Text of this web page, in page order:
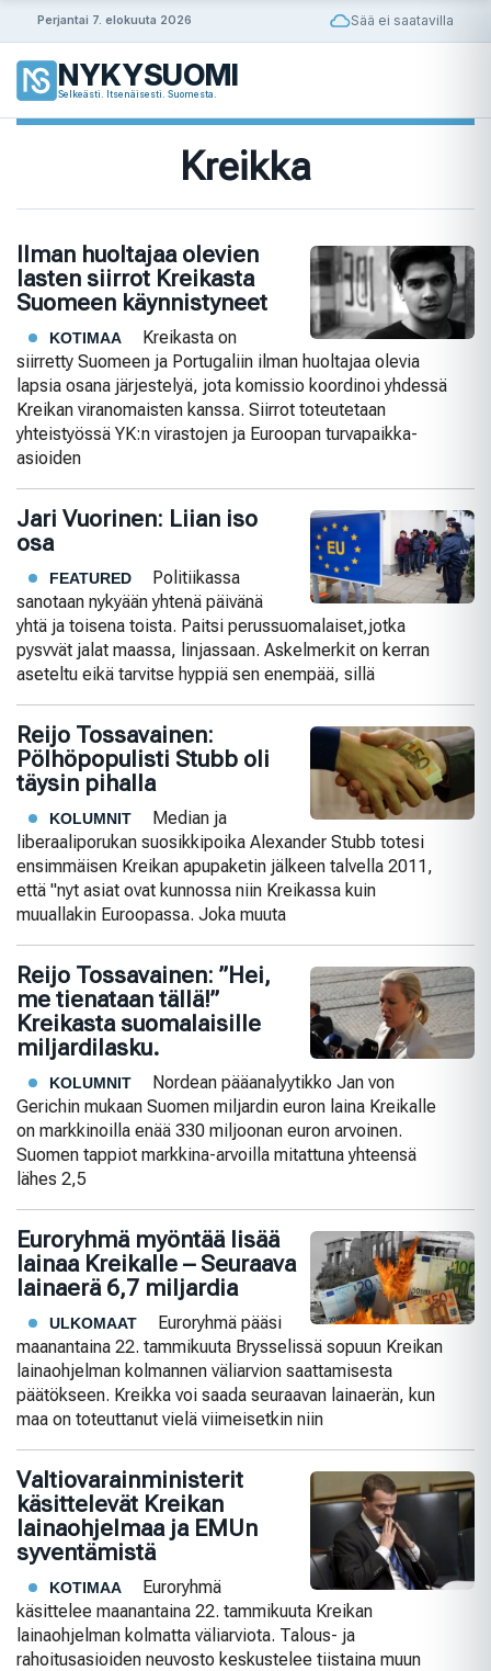
Perjantai 7. elokuuta 2026 Sää ei saatavilla
NYKYSUOMI
Selkeästi. Itsenäisesti. Suomesta.
Kreikka
Ilman huoltajaa olevien
lasten siirrot Kreikasta
Suomeen käynnistyneet
KOTIMAA
Kreikasta on
siirretty Suomeen ja Portugaliin ilman huoltajaa olevia
lapsia osana järjestelyä, jota komissio koordinoi yhdessä
Kreikan viranomaisten kanssa. Siirrot toteutetaan
yhteistyössä YK:n virastojen ja Euroopan turvapaikka-
asioiden
Jari Vuorinen: Liian iso
osa
FEATURED
Politiikassa
sanotaan nykyään yhtenä päivänä
yhtä ja toisena toista. Paitsi perussuomalaiset,jotka
pysvvät jalat maassa, linjassaan. Askelmerkit on kerran
aseteltu eikä tarvitse hyppiä sen enempää, sillä
Reijo Tossavainen:
Pölhöpopulisti Stubb oli
täysin pihalla
KOLUMNIT
Median ja
liberaaliporukan suosikkipoika Alexander Stubb totesi
ensimmäisen Kreikan apupaketin jälkeen talvella 2011,
että "nyt asiat ovat kunnossa niin Kreikassa kuin
muuallakin Euroopassa. Joka muuta
Reijo Tossavainen: ”Hei,
me tienataan tällä!”
Kreikasta suomalaisille
miljardilasku.
KOLUMNIT
Nordean pääanalyytikko Jan von
Gerichin mukaan Suomen miljardin euron laina Kreikalle
on markkinoilla enää 330 miljoonan euron arvoinen.
Suomen tappiot markkina-arvoilla mitattuna yhteensä
lähes 2,5
Euroryhmä myöntää lisää
lainaa Kreikalle – Seuraava
lainaerä 6,7 miljardia
ULKOMAAT
Euroryhmä pääsi
maanantaina 22. tammikuuta Brysselissä sopuun Kreikan
lainaohjelman kolmannen väliarvion saattamisesta
päätökseen. Kreikka voi saada seuraavan lainaerän, kun
maa on toteuttanut vielä viimeisetkin niin
Valtiovarainministerit
käsittelevät Kreikan
lainaohjelmaa ja EMUn
syventämistä
KOTIMAA
Euroryhmä
käsittelee maanantaina 22. tammikuuta Kreikan
lainaohjelman kolmatta väliarviota. Talous- ja
rahoitusasioiden neuvosto keskustelee tiistaina muun